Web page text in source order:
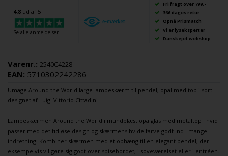
4.8 ud af 5
Se alle anmeldelser
Fri fragt over 799,-
366 dages retur
Opnå Prismatch
Vi er lyseksperter
Danskejet webshop
Varenr.: 2540C4228
EAN: 5710302242286
Umage Around the World large lampeskærm til pendel, opal med top i sort -
designet af Luigi Vittorio Cittadini
Lampeskærmen Around the World i mundblæst opalglas med metaltop i hvid
passer med det tidløse design og skærmens hvide farve godt ind i mange
indretning. Kombiner skærmen med et ophæng til en elegant pendel, der
eksempelvis vil gøre sig godt over spisebordet, i soveværelset eller i entréen.